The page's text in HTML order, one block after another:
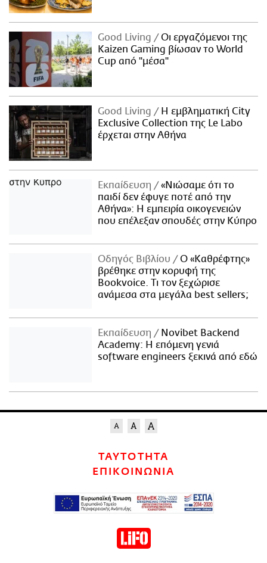
Good Living
Οι εργαζόμενοι της
Kaizen Gaming βίωσαν το World
Cup από "μέσα"
Good Living
Η εμβληματική City
Exclusive Collection της Le Labo
έρχεται στην Αθήνα
Εκπαίδευση
«Νιώσαμε ότι το
παιδί δεν έφυγε ποτέ από την
Αθήνα»: Η εμπειρία οικογενειών
που επέλεξαν σπουδές στην Κύπρο
Οδηγός Βιβλίου
Ο «Καθρέφτης»
βρέθηκε στην κορυφή της
Bookvoice. Τι τον ξεχώρισε
ανάμεσα στα μεγάλα best sellers;
Εκπαίδευση
Novibet Backend
Academy: Η επόμενη γενιά
software engineers ξεκινά από εδώ
ΤΑΥΤΟΤΗΤΑ
ΕΠΙΚΟΙΝΩΝΙΑ